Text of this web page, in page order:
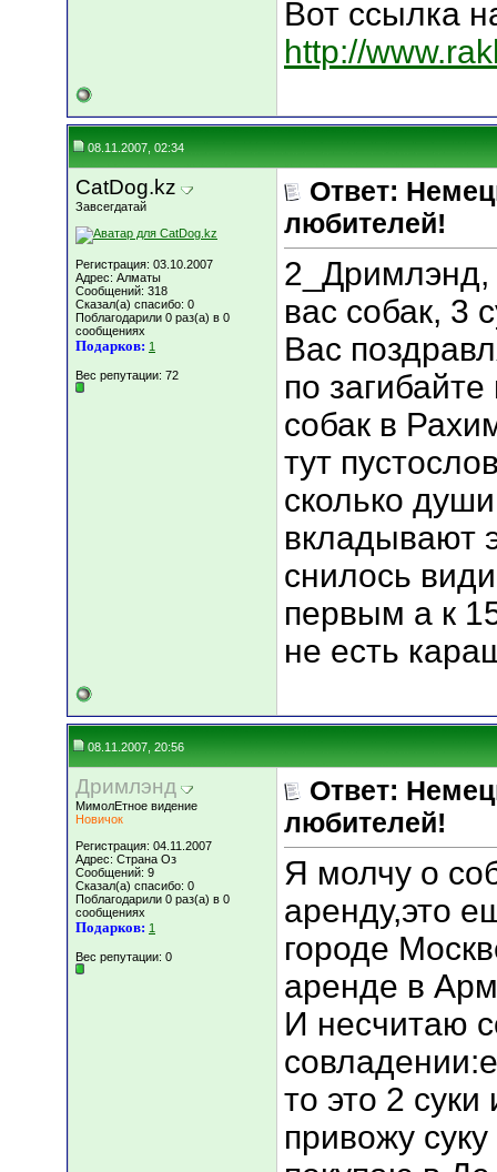
Вот ссылка
http://
08.11.2007, 02:34
CatDog.kz
Завсегдатай
Регистрация: 03.10.2007
Адрес: Алматы
Сообщений: 318
Сказал(а) спасибо: 0
Поблагодарили 0 раз(а) в 0
сообщениях
Подарков: 1
Вес репутации: 72
Ответ:
любителей!
2_Дримлэнд,
вас собак, 3
Вас
по
собак в
тут
сколько
вкладывают
снилось
первым а к
не есть
08.11.2007, 20:56
Дримлэнд
МимолЕтное видение
Новичок
Регистрация: 04.11.2007
Адрес: Страна Оз
Сообщений: 9
Сказал(а) спасибо: 0
Поблагодарили 0 раз(а) в 0
сообщениях
Подарков: 1
Вес репутации: 0
Ответ:
любителей!
Я молчу о
аренду,это
городе
аренде в
И несчитаю
то это 2
привожу